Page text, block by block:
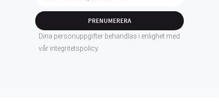
PRENUMERERA
Dina personuppgifter behandlas i enlighet med
vår integritetspolicy.